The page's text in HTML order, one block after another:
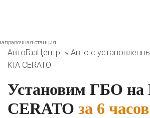
BMW
Ford Geely HAVAL
Renault Skoda Toyota
АвтоГазЦентр Авто с
KIA CERATO
Установим ГБО на
CERATO за 6 часов